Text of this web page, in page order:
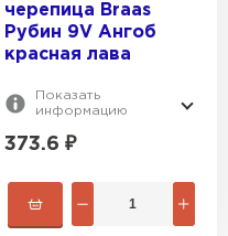
черепица Braas
Рубин 9V Ангоб
красная лава
Показать
информацию
373.6 ₽